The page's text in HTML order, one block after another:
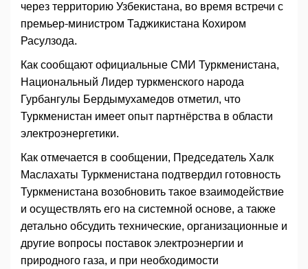
через территорию Узбекистана, во время встречи с
премьер-министром Таджикистана Кохиром
Расулзода.
Как сообщают официальные СМИ Туркменистана,
Национальный Лидер туркменского народа
Гурбангулы Бердымухамедов отметил, что
Туркменистан имеет опыт партнёрства в области
электроэнергетики.
Как отмечается в сообщении, Председатель Халк
Маслахаты Туркменистана подтвердил готовность
Туркменистана возобновить такое взаимодействие
и осуществлять его на системной основе, а также
детально обсудить технические, организационные и
другие вопросы поставок электроэнергии и
природного газа, и при необходимости